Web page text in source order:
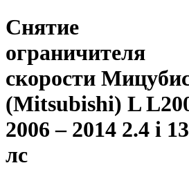
Снятие
ограничителя
скорости
(Mitsubishi) L
2006 – 2014 2.4 i
лс